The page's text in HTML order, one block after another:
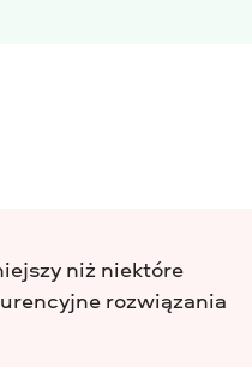
niż niektóre
rozwiązania